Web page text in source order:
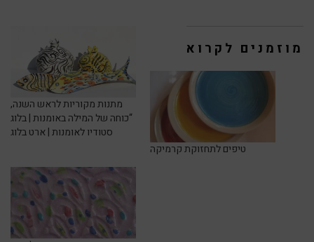
מוזמנים לקרוא
מתנות מקוריות לראש השנה,
“כוחה של המילה באומנות | בלוג
סטודיו לאומנות | ארט בלוג
טיפים לתחזוקת קרמיקה